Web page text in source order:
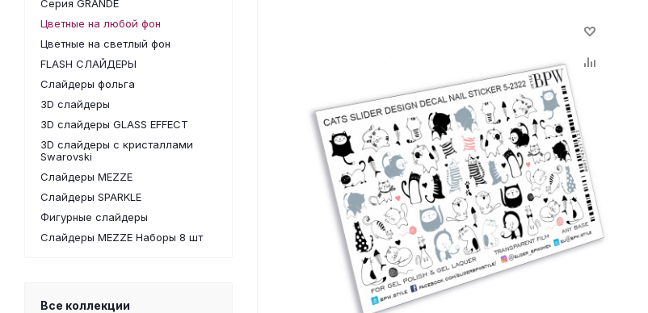
Серия GRANDE
Цветные на любой фон
Цветные на светлый фон
FLASH СЛАЙДЕРЫ
Слайдеры фольга
3D слайдеры
3D слайдеры GLASS EFFECT
3D слайдеры с кристаллами
Swarovski
Слайдеры MEZZE
Слайдеры SPARKLE
Фигурные слайдеры
Слайдеры MEZZE Наборы 8 шт
Все коллекции